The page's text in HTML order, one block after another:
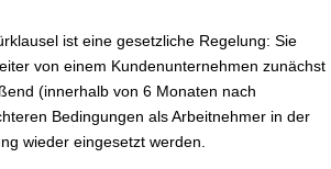
ist eine gesetzliche Regelung: Sie
von einem Kundenunternehmen zunächst
(innerhalb von 6 Monaten nach
Bedingungen als Arbeitnehmer in der
wieder eingesetzt werden.